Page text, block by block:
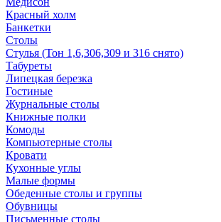
Красный холм
Банкетки
Столы
Стулья (Тон 1,6,306,309 и 316 снято)
Табуреты
Липецкая березка
Гостиные
Журнальные столы
Книжные полки
Комоды
Компьютерные столы
Кровати
Кухонные углы
Малые формы
Обеденные столы и группы
Обувницы
Письменные столы